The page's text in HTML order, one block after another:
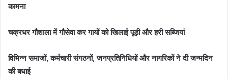
कामना
चक्रधर गौशाला में गौसेवा कर गायों को खिलाई पूड़ी और हरी सब्जियां
विभिन्न समाजों, कर्मचारी संगठनों, जनप्रतिनिधियों और नागरिकों ने दी जन्मदिन
की बधाई